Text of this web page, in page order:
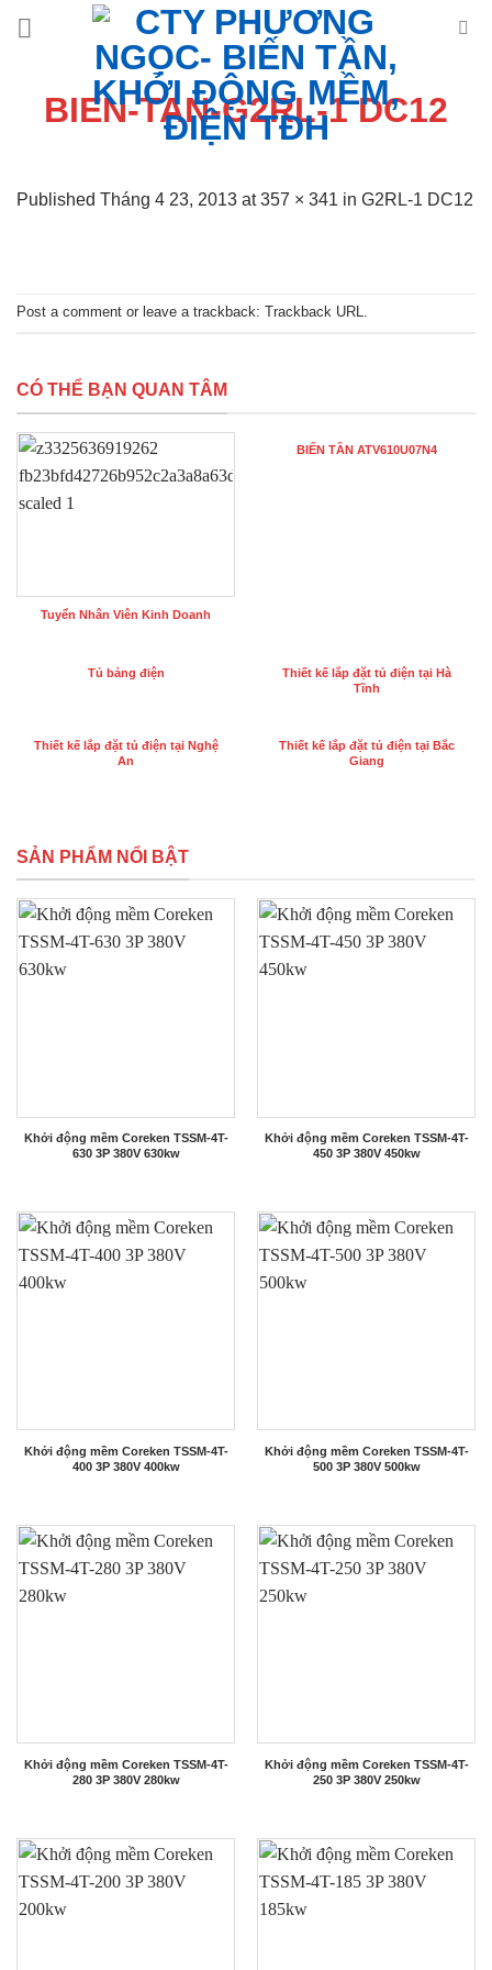
BIEN-TAN-G2RL-1 DC12
Published Tháng 4 23, 2013 at357 × 341 in G2RL-1 DC12
Post a comment or leave a trackback: Trackback URL.
CÓ THỂ BẠN QUAN TÂM
Tuyển Nhân Viên Kinh Doanh
BIẾN TẦN ATV610U07N4
Tủ bảng điện
Thiết kế lắp đặt tủ điện tại Hà
Tĩnh
Thiết kế lắp đặt tủ điện tại Nghệ
An
Thiết kế lắp đặt tủ điện tại Bắc
Giang
SẢN PHẨM NỔI BẬT
Khởi động mềm Coreken TSSM-4T-
630 3P 380V 630kw
Khởi động mềm Coreken TSSM-4T-
450 3P 380V 450kw
Khởi động mềm Coreken TSSM-4T-
400 3P 380V 400kw
Khởi động mềm Coreken TSSM-4T-
500 3P 380V 500kw
Khởi động mềm Coreken TSSM-4T-
280 3P 380V 280kw
Khởi động mềm Coreken TSSM-4T-
250 3P 380V 250kw